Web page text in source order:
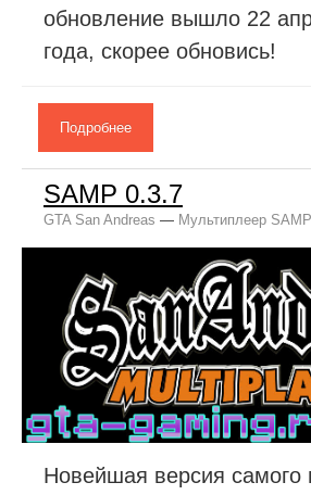
обновление вышло 22
года, скорее обновись!
Подробнее
SAMP 0.3.7
GTA San Andreas — Мультиплеер SAMP
Новейшая версия самого